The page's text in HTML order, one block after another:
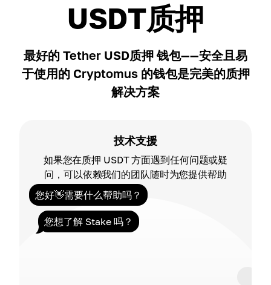
USDT质押
最好的 Tether USD质押 钱包——安全且易
于使用的 Cryptomus 的钱包是完美的质押
解决方案
您好👋需要什么帮助吗？
您想了解 Stake 吗？
技术支援
如果您在质押 USDT 方面遇到任何问题或疑
问，可以依赖我们的团队随时为您提供帮助